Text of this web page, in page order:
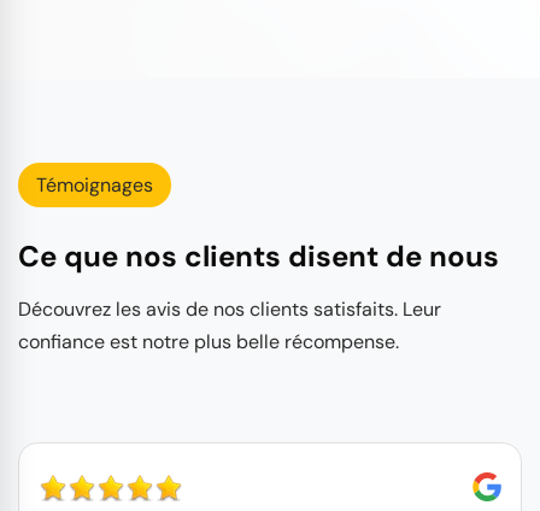
Témoignages
Ce que nos clients disent de nous
Découvrez les avis de nos clients satisfaits. Leur
confiance est notre plus belle récompense.